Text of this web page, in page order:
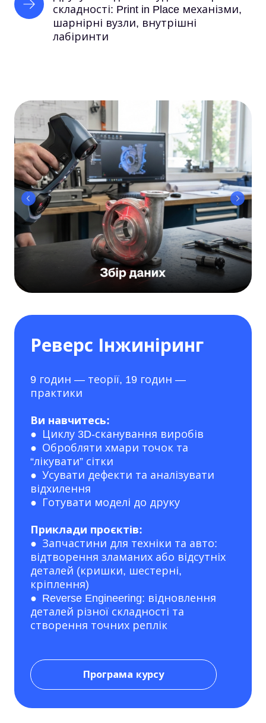
складності: Print in Place механізми,
шарнірні вузли, внутрішні
лабіринти
Реверс Інжиніринг
9 годин — теорії, 19 годин —
практики
Ви навчитесь:
● Циклу 3D-сканування виробів
● Обробляти хмари точок та
“лікувати” сітки
● Усувати дефекти та аналізувати
відхилення
● Готувати моделі до друку
Приклади проєктів:
● Запчастини для техніки та авто:
відтворення зламаних або відсутніх
деталей (кришки, шестерні,
кріплення)
● Reverse Engineering: відновлення
деталей різної складності та
створення точних реплік
Програма курсу